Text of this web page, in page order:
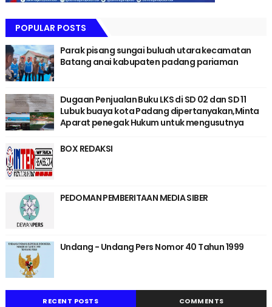
POPULAR POSTS
Parak pisang sungai buluah utara kecamatan
Batang anai kabupaten padang pariaman
Dugaan Penjualan Buku LKS di SD 02 dan SD 11
Lubuk buaya kota Padang dipertanyakan,Minta
Aparat penegak Hukum untuk mengusutnya
BOX REDAKSI
PEDOMAN PEMBERITAAN MEDIA SIBER
Undang - Undang Pers Nomor 40 Tahun 1999
RECENT POSTS COMMENTS